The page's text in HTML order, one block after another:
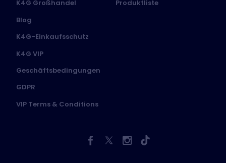
K4G Großhandel
Blog
K4G-Einkaufsschutz
K4G VIP
Geschäftsbedingungen
GDPR
VIP Terms & Conditions
Produktliste